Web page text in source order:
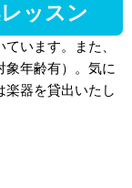
ッスン
います。また、
年齢有）。 気に
楽器を貸出いたし